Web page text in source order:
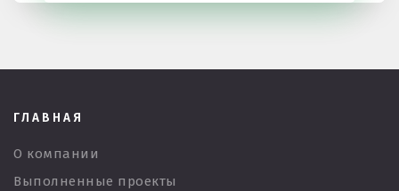
ГЛАВНАЯ
О компании
Выполненные проекты